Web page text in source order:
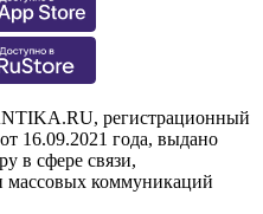
регистрационный
года, выдано
в сфере связи,
коммуникаций